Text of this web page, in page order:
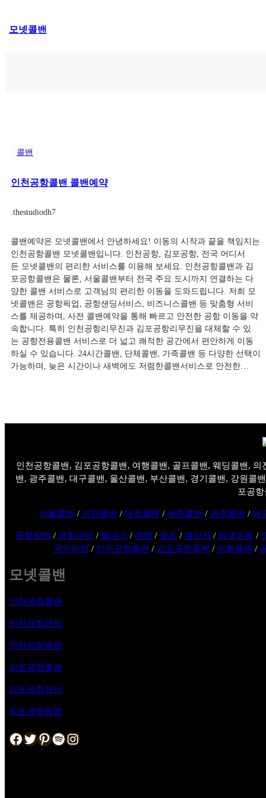
텐
모넷콜밴
콜밴
인천공항콜밴 콜밴예약
thestudiodh7
콜밴예약은 모넷콜밴에서 안녕하세요! 이동의 시작과 끝을 책임지는
인천공항콜밴 모넷콜밴입니다. 인천공항, 김포공항, 전국 어디서
든 모넷콜밴의 편리한 서비스를 이용해 보세요. 인천공항콜밴과 김
포공항콜밴은 물론, 서울콜밴부터 전국 주요 도시까지 연결하는 다
양한 콜밴 서비스로 고객님의 편리한 이동을 도와드립니다. 저희 모
넷콜밴은 공항픽업, 공항샌딩서비스, 비즈니스콜밴 등 맞춤형 서비
스를 제공하며, 사전 콜밴예약을 통해 빠르고 안전한 공항 이동을 약
속합니다. 특히 인천공항리무진과 김포공항리무진을 대체할 수 있
는 공항전용콜밴 서비스로 더 넓고 쾌적한 공간에서 편안하게 이동
하실 수 있습니다. 24시간콜밴, 단체콜밴, 가족콜밴 등 다양한 선택이
가능하며, 늦은 시간이나 새벽에도 저렴한콜밴서비스로 안전한…
인천공항콜밴, 김포공항콜밴, 여행콜밴, 골프콜밴, 웨딩콜밴,
밴, 광주콜밴, 대구콜밴, 울산콜밴, 부산콜밴, 경기콜밴, 강원콜
포공
서울콜밴 / 인천콜밴 / 대전콜밴 / 세종콜밴 / 광주콜밴 / 대
공항픽업 / 공항샌딩 / 올데이 / 여행 / 골프 / 웨딩카/ 하객이동 /
국인픽업 / 인천공항콜밴 / 김포공항콜밴 / 여행콜밴 /
모넷콜밴
인천공항콜밴
인천공항샌딩
인천공항픽업
김포공항콜밴
김포공항샌딩
김포공항픽업
Facebook Twitter Pinterest Spotify Instagram